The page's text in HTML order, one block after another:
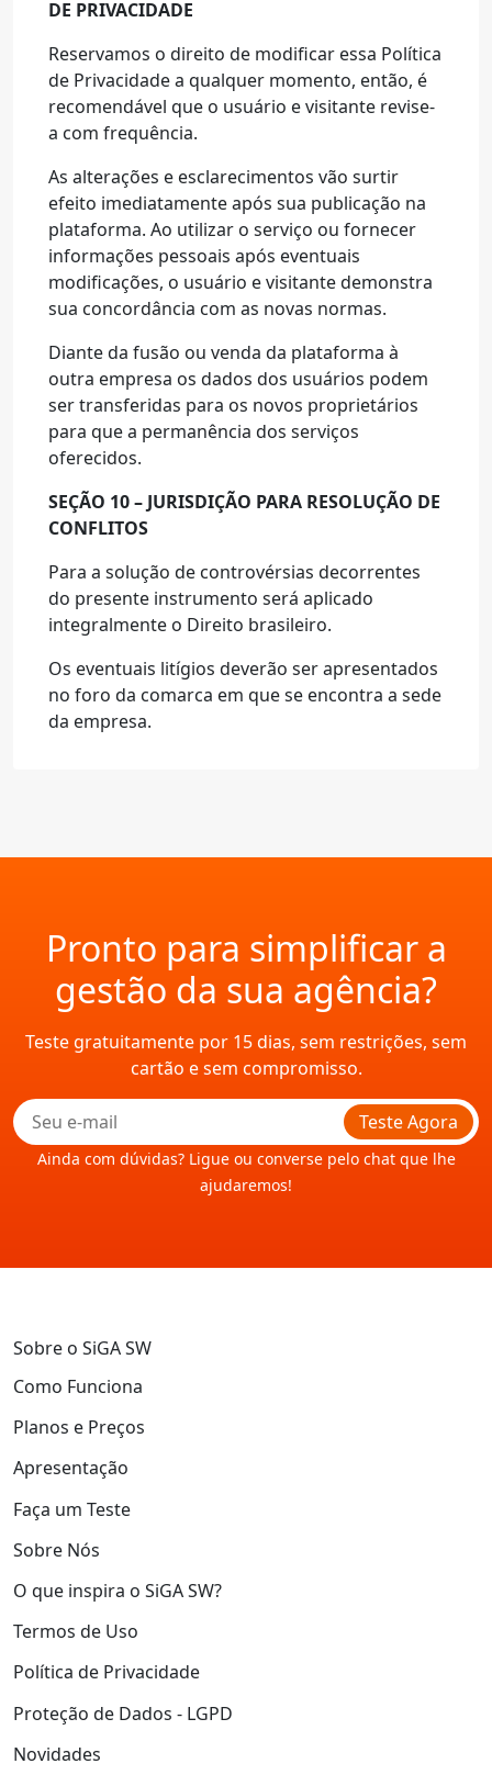
DE PRIVACIDADE
Reservamos o direito de modificar essa Política
de Privacidade a qualquer momento, então, é
recomendável que o usuário e visitante revise-
a com frequência.
As alterações e esclarecimentos vão surtir
efeito imediatamente após sua publicação na
plataforma. Ao utilizar o serviço ou fornecer
informações pessoais após eventuais
modificações, o usuário e visitante demonstra
sua concordância com as novas normas.
Diante da fusão ou venda da plataforma à
outra empresa os dados dos usuários podem
ser transferidas para os novos proprietários
para que a permanência dos serviços
oferecidos.
SEÇÃO 10 – JURISDIÇÃO PARA RESOLUÇÃO DE
CONFLITOS
Para a solução de controvérsias decorrentes
do presente instrumento será aplicado
integralmente o Direito brasileiro.
Os eventuais litígios deverão ser apresentados
no foro da comarca em que se encontra a sede
da empresa.
Pronto para simplificar a
gestão da sua agência?
Teste gratuitamente por 15 dias, sem restrições, sem
cartão e sem compromisso.
Teste Agora
Ainda com dúvidas? Ligue ou converse pelo chat que lhe
ajudaremos!
Sobre o SiGA SW
Como Funciona
Planos e Preços
Apresentação
Faça um Teste
Sobre Nós
O que inspira o SiGA SW?
Termos de Uso
Política de Privacidade
Proteção de Dados - LGPD
Novidades